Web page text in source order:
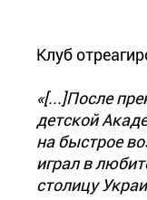
Клуб
«[...]После
детской
на быстрое
играл в
столицу